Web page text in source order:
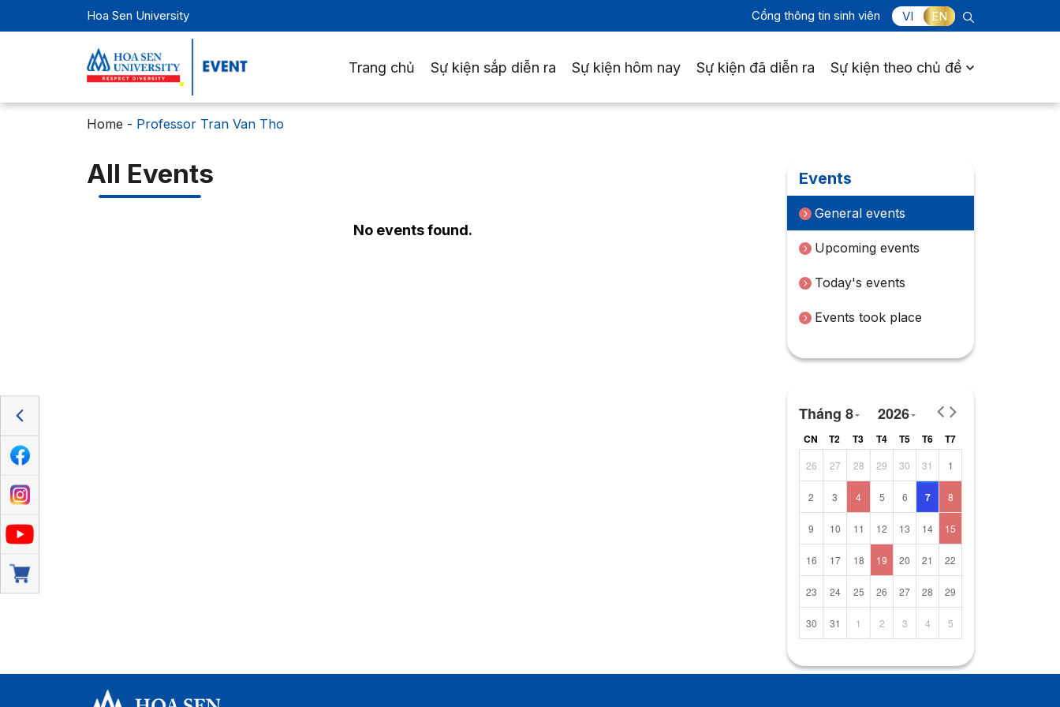
Hoa Sen University Cổng thông tin sinh viên VI EN
Trang chủ Sự kiện sắp diễn ra Sự kiện hôm nay Sự kiện đã diễn ra Sự kiện theo chủ đề
Home - Professor Tran Van Tho
All Events
No events found.
Events
General events
Upcoming events
Today's events
Events took place
Tháng 8 2026
CN T2 T3 T4 T5 T6 T7
26 27 28 29 30 31 1
2 3 4 5 6 7 8
9 10 11 12 13 14 15
16 17 18 19 20 21 22
23 24 25 26 27 28 29
30 31 1 2 3 4 5